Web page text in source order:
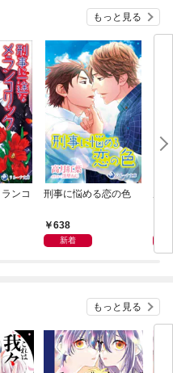
もっと見る
ンコ
刑事に悩める恋の色
638
新着
もっと見る